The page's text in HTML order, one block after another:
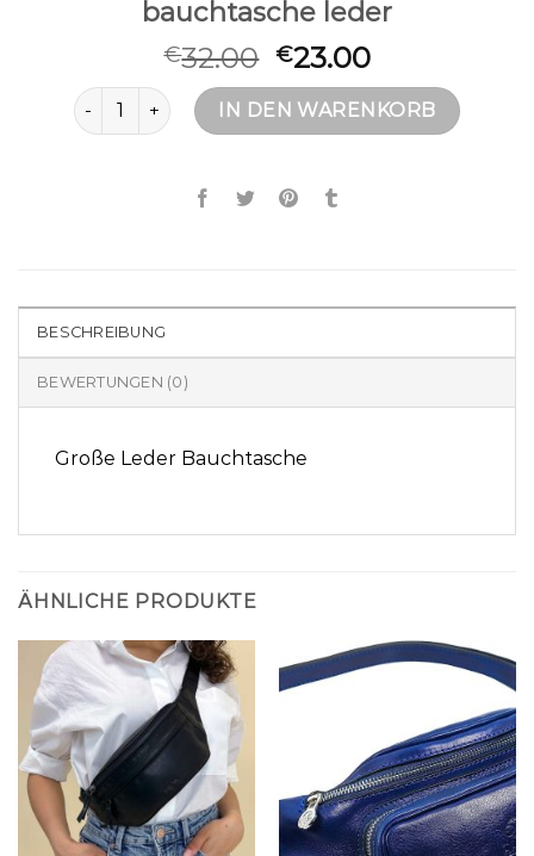
bauchtasche leder
€32.00 €23.00
bauchtasche leder MengeIN DEN WARENKORB
BESCHREIBUNG
BEWERTUNGEN (0)
Große Leder Bauchtasche
ÄHNLICHE PRODUKTE